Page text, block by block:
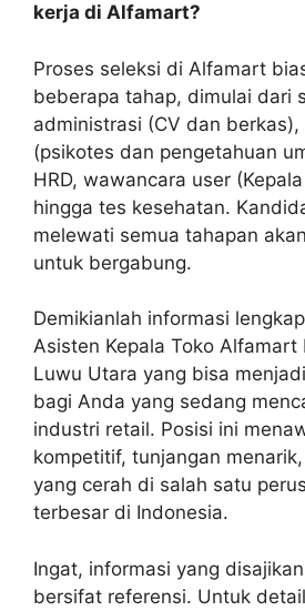
kerja di Alfamart?
Proses seleksi di Alfamart
beberapa tahap, dimulai dari
administrasi (CV dan
(psikotes dan pengetahuan
HRD, wawancara user
hingga tes kesehatan.
melewati semua tahapan
untuk bergabung.
Demikianlah informasi
Asisten Kepala Toko Alfamart
Luwu Utara yang bisa
bagi Anda yang sedang
industri retail. Posisi ini
kompetitif, tunjangan
yang cerah di salah satu
terbesar di Indonesia.
Ingat, informasi yang
bersifat referensi. Untuk